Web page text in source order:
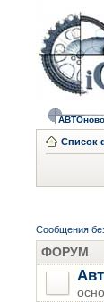
Список
Сообщения
ФОРУМ